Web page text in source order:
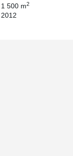
1 500 m2
2012